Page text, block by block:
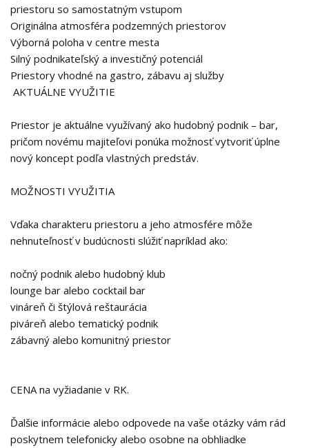
priestoru so samostatným vstupom
Originálna atmosféra podzemných priestorov
Výborná poloha v centre mesta
Silný podnikateľský a investičný potenciál
Priestory vhodné na gastro, zábavu aj služby
AKTUÁLNE VYUŽITIE
Priestor je aktuálne využívaný ako hudobný podnik – bar,
pričom novému majiteľovi ponúka možnosť vytvoriť úplne
nový koncept podľa vlastných predstáv.
MOŽNOSTI VYUŽITIA
Vďaka charakteru priestoru a jeho atmosfére môže
nehnuteľnosť v budúcnosti slúžiť napríklad ako:
nočný podnik alebo hudobný klub
lounge bar alebo cocktail bar
vináreň či štýlová reštaurácia
piváreň alebo tematický podnik
zábavný alebo komunitný priestor
CENA na vyžiadanie v RK.
Ďalšie informácie alebo odpovede na vaše otázky vám rád
poskytnem telefonicky alebo osobne na obhliadke